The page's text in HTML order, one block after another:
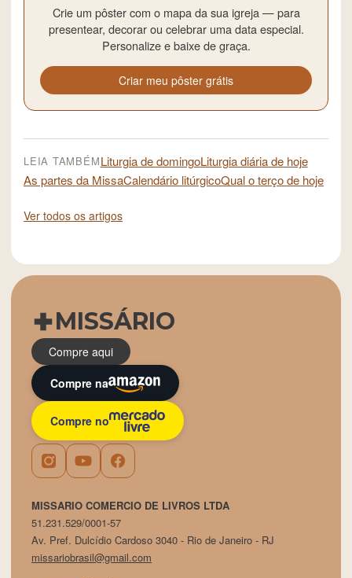
Crie um pôster com o mapa da sua igreja — para
presentear, decorar ou celebrar uma data especial.
Personalize e baixe de graça.
Criar meu pôster grátis
LEIA TAMBÉMLiturgia de domingoLiturgia diária de hoje
As partes da MissaCalendário litúrgicoQual o terço de hoje
Ver todos os artigos
MISSÁRIO
Compre aqui
Compre na
Compre no
MISSARIO COMERCIO DE LIVROS LTDA
51.231.529/0001-57
Av. Pref. Dulcídio Cardoso 3040 - Rio de Janeiro - RJ
missariobrasil@gmail.com